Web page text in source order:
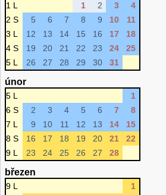
1 L 1 2 3
4
2 S
5 6 7 8 9 10
11
3 L
12 13 14 15 16 17
18
4 S
19 20 21 22 23 24
25
5 L
26 27 28 29 30 31
únor
5 L
1
6 S
2 3 4 5 6 7
8
7 L
9 10 11 12 13 14
15
8 S
16 17 18 19 20 21
22
9 L
23 24 25 26 27 28
březen
9 L
1